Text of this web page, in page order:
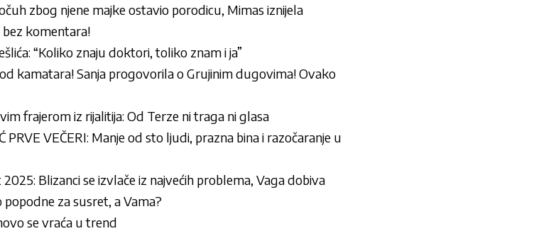
zbog njene majke ostavio porodicu, Mimas iznijela
bez komentara!
“Koliko znaju doktori, toliko znam i ja”
kamatara! Sanja progovorila o Grujinim dugovima! Ovako
frajerom iz rijalitija: Od Terze ni traga ni glasa
PRVE VEČERI: Manje od sto ljudi, prazna bina i razočaranje u
Blizanci se izvlače iz najvećih problema, Vaga dobiva
za susret, a Vama?
se vraća u trend